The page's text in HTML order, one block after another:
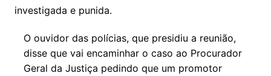
investigada e punida.
O ouvidor das polícias, que presidiu a reunião,
disse que vai encaminhar o caso ao Procurador
Geral da Justiça pedindo que um promotor